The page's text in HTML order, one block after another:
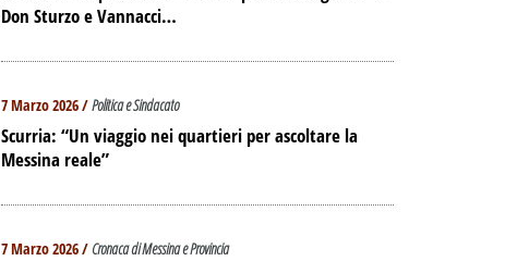
Don Sturzo e Vannacci…
7 Marzo 2026 /Politica e Sindacato
Scurria: “Un viaggio nei quartieri per ascoltare la
Messina reale”
7 Marzo 2026 / Cronaca di Messina e Provincia